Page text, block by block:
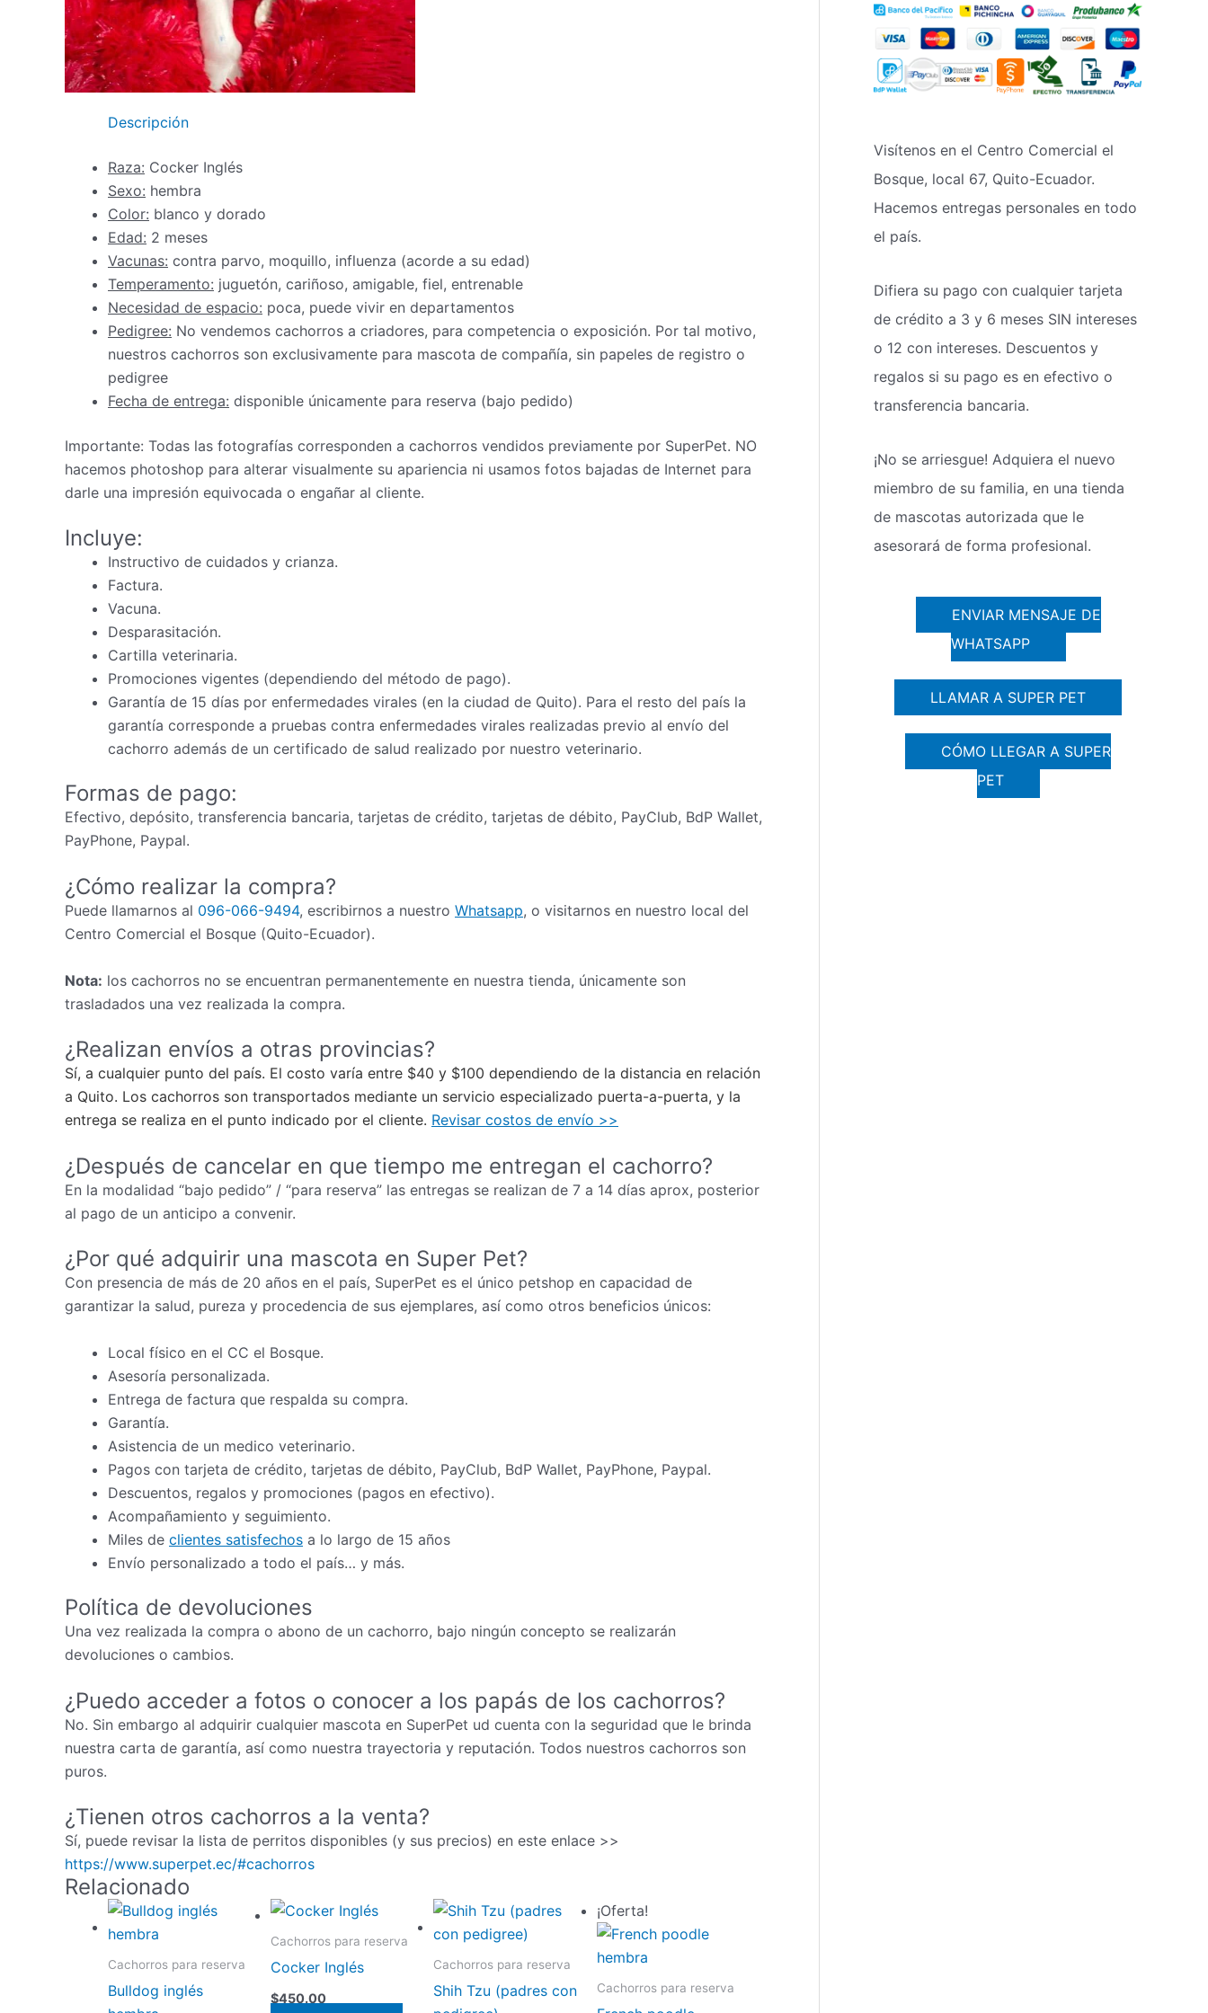
Descripción
Raza: Cocker Inglés
Sexo: hembra
Color: blanco y dorado
Edad: 2 meses
Vacunas: contra parvo, moquillo, influenza (acorde a su edad)
Temperamento: juguetón, cariñoso, amigable, fiel, entrenable
Necesidad de espacio: poca, puede vivir en departamentos
Pedigree: No vendemos cachorros a criadores, para competencia o exposición. Por tal motivo,
nuestros cachorros son exclusivamente para mascota de compañía, sin papeles de registro o
pedigree
Fecha de entrega: disponible únicamente para reserva (bajo pedido)
Importante: Todas las fotografías corresponden a cachorros vendidos previamente por SuperPet. NO
hacemos photoshop para alterar visualmente su apariencia ni usamos fotos bajadas de Internet para
darle una impresión equivocada o engañar al cliente.
Incluye:
Instructivo de cuidados y crianza.
Factura.
Vacuna.
Desparasitación.
Cartilla veterinaria.
Promociones vigentes (dependiendo del método de pago).
Garantía de 15 días por enfermedades virales (en la ciudad de Quito). Para el resto del país la
garantía corresponde a pruebas contra enfermedades virales realizadas previo al envío del
cachorro además de un certificado de salud realizado por nuestro veterinario.
Formas de pago:
Efectivo, depósito, transferencia bancaria, tarjetas de crédito, tarjetas de débito, PayClub, BdP Wallet,
PayPhone, Paypal.
¿Cómo realizar la compra?
Puede llamarnos al 096-066-9494, escribirnos a nuestro Whatsapp, o visitarnos en nuestro local del
Centro Comercial el Bosque (Quito-Ecuador).
Nota: los cachorros no se encuentran permanentemente en nuestra tienda, únicamente son
trasladados una vez realizada la compra.
¿Realizan envíos a otras provincias?
Sí, a cualquier punto del país. El costo varía entre $40 y $100 dependiendo de la distancia en relación
a Quito. Los cachorros son transportados mediante un servicio especializado puerta-a-puerta, y la
entrega se realiza en el punto indicado por el cliente. Revisar costos de envío >>
¿Después de cancelar en que tiempo me entregan el cachorro?
En la modalidad “bajo pedido” / “para reserva” las entregas se realizan de 7 a 14 días aprox, posterior
al pago de un anticipo a convenir.
¿Por qué adquirir una mascota en Super Pet?
Con presencia de más de 20 años en el país, SuperPet es el único petshop en capacidad de
garantizar la salud, pureza y procedencia de sus ejemplares, así como otros beneficios únicos:
Local físico en el CC el Bosque.
Asesoría personalizada.
Entrega de factura que respalda su compra.
Garantía.
Asistencia de un medico veterinario.
Pagos con tarjeta de crédito, tarjetas de débito, PayClub, BdP Wallet, PayPhone, Paypal.
Descuentos, regalos y promociones (pagos en efectivo).
Acompañamiento y seguimiento.
Miles de clientes satisfechos a lo largo de 15 años
Envío personalizado a todo el país… y más.
Política de devoluciones
Una vez realizada la compra o abono de un cachorro, bajo ningún concepto se realizarán
devoluciones o cambios.
¿Puedo acceder a fotos o conocer a los papás de los cachorros?
No. Sin embargo al adquirir cualquier mascota en SuperPet ud cuenta con la seguridad que le brinda
nuestra carta de garantía, así como nuestra trayectoria y reputación. Todos nuestros cachorros son
puros.
¿Tienen otros cachorros a la venta?
Sí, puede revisar la lista de perritos disponibles (y sus precios) en este enlace >>
https://www.superpet.ec/#cachorros
Relacionado
Cachorros para reserva
Bulldog inglés
Cachorros para reserva
Cocker Inglés
$450.00
Cachorros para reserva
Shih Tzu (padres con
¡Oferta!
Cachorros para reserva
Visítenos en el Centro Comercial el
Bosque, local 67, Quito-Ecuador.
Hacemos entregas personales en todo
el país.
Difiera su pago con cualquier tarjeta
de crédito a 3 y 6 meses SIN intereses
o 12 con intereses. Descuentos y
regalos si su pago es en efectivo o
transferencia bancaria.
¡No se arriesgue! Adquiera el nuevo
miembro de su familia, en una tienda
de mascotas autorizada que le
asesorará de forma profesional.
ENVIAR MENSAJE DE
WHATSAPP
LLAMAR A SUPER PET
CÓMO LLEGAR A SUPER
PET